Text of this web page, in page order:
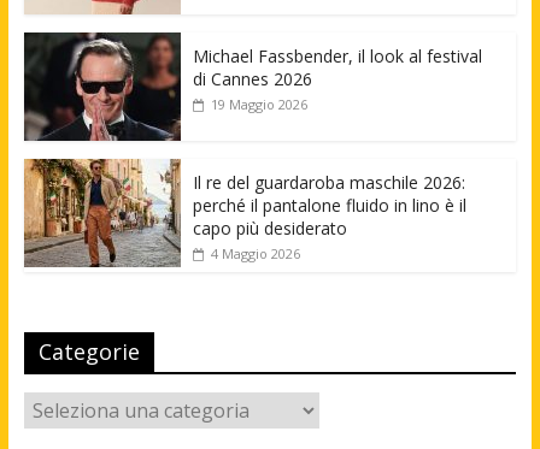
Michael Fassbender, il look al festival
di Cannes 2026
19 Maggio 2026
Il re del guardaroba maschile 2026:
perché il pantalone fluido in lino è il
capo più desiderato
4 Maggio 2026
Categorie
Categorie